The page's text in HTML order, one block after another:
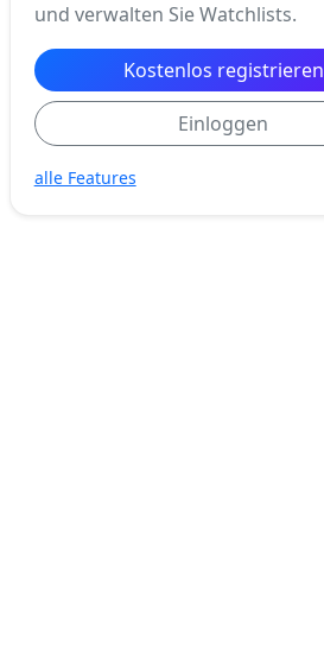
und verwalten Sie Watchlists.
Kostenlos registrieren
Einloggen
alle Features